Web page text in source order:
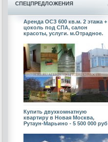
СПЕЦПРЕДЛОЖЕНИЯ
Аренда ОСЗ 600 кв.м. 2 этажа +
цоколь под СПА, салон
красоты, услуги. м.Отрадное.
Купить двухкомнатную
квартиру в Новая Москва,
Рутаун-Марьино - 5 500 000 руб